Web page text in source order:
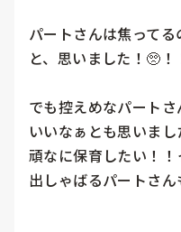
パートさんは焦ってる
と、思いました！🥺！
でも控えめなパートさ
いいなぁとも思いまし
頑なに保育したい！！
出しゃばるパートさ